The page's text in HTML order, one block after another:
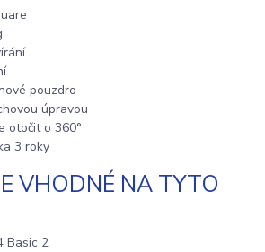
pouzdro
úpravou
otočit o 360°
3 roky
VHODNÉ NA TYTO
Basic 2